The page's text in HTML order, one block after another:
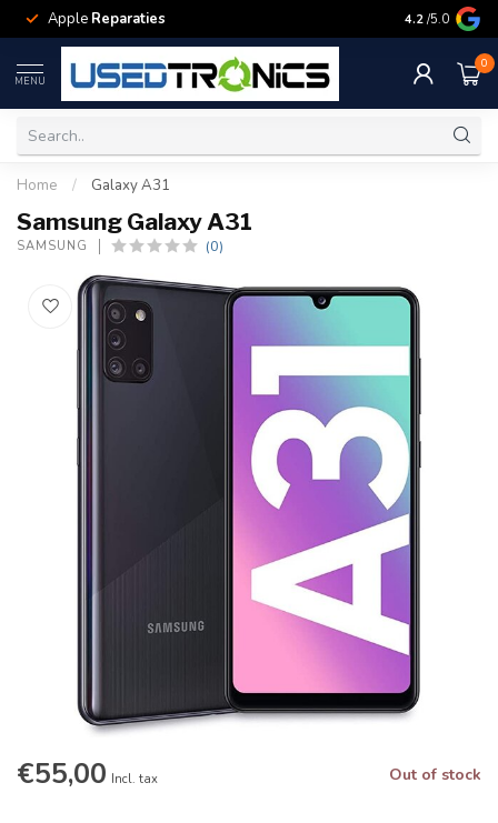
Apple Reparaties Samsung
4.2 /5.0
MENU
0
Home / Galaxy A31
Samsung Galaxy A31
SAMSUNG (0)
€55,00 Incl. tax Out of stock